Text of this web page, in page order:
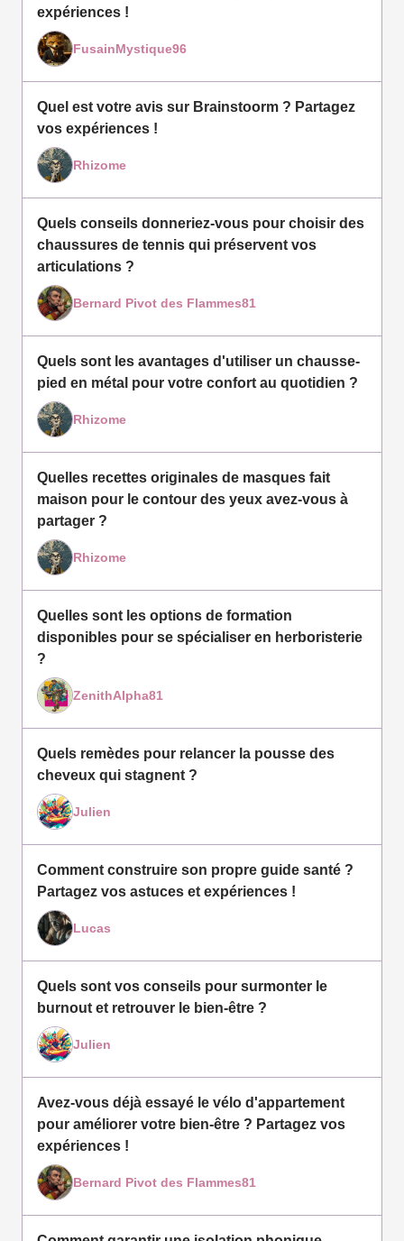
expériences !
FusainMystique96
Quel est votre avis sur Brainstoorm ? Partagez
vos expériences !
Rhizome
Quels conseils donneriez-vous pour choisir des
chaussures de tennis qui préservent vos
articulations ?
Bernard Pivot des Flammes81
Quels sont les avantages d'utiliser un chausse-
pied en métal pour votre confort au quotidien ?
Rhizome
Quelles recettes originales de masques fait
maison pour le contour des yeux avez-vous à
partager ?
Rhizome
Quelles sont les options de formation
disponibles pour se spécialiser en herboristerie
?
ZenithAlpha81
Quels remèdes pour relancer la pousse des
cheveux qui stagnent ?
Julien
Comment construire son propre guide santé ?
Partagez vos astuces et expériences !
Lucas
Quels sont vos conseils pour surmonter le
burnout et retrouver le bien-être ?
Julien
Avez-vous déjà essayé le vélo d'appartement
pour améliorer votre bien-être ? Partagez vos
expériences !
Bernard Pivot des Flammes81